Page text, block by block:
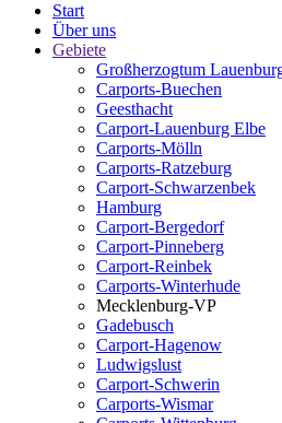
Start
Über uns
Gebiete
Großherzogtum
Carports-Buechen
Geesthacht
Carport-Lauenburg Elbe
Carports-Mölln
Carports-Ratzeburg
Carport-Schwarzenbek
Hamburg
Carport-Bergedorf
Carport-Pinneberg
Carport-Reinbek
Carports-Winterhude
Mecklenburg-VP
Gadebusch
Carport-Hagenow
Ludwigslust
Carport-Schwerin
Carports-Wismar